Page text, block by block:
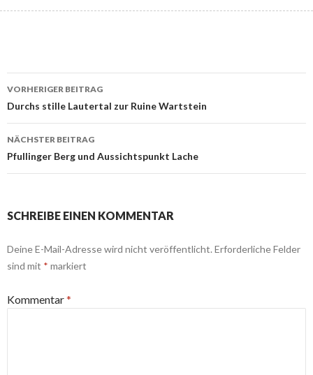
Beitrags-
Navigation
VORHERIGER BEITRAG
Durchs stille Lautertal zur Ruine Wartstein
NÄCHSTER BEITRAG
Pfullinger Berg und Aussichtspunkt Lache
SCHREIBE EINEN KOMMENTAR
Deine E-Mail-Adresse wird nicht veröffentlicht. Erforderliche Felder
sind mit * markiert
Kommentar*